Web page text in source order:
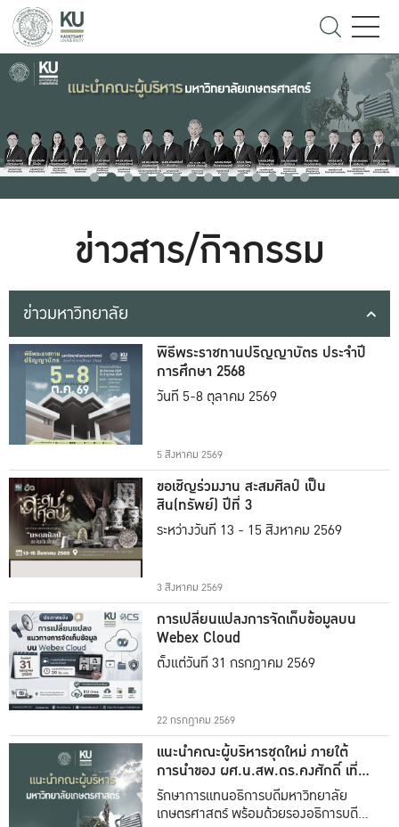
ข่าวสาร/กิจกรรม
ข่าวมหาวิทยาลัย
พิธีพระราชทานปริญญาบัตร ประจำปี
การศึกษา 2568
วันที่ 5-8 ตุลาคม 2569
5 สิงหาคม 2569
ขอเชิญร่วมงาน สะสมศิลป์ เป็น
สิน(ทรัพย์) ปีที่ 3
ระหว่างวันที่ 13 - 15 สิงหาคม 2569
3 สิงหาคม 2569
การเปลี่ยนแปลงการจัดเก็บข้อมูลบน
Webex Cloud
ตั้งแต่วันที่ 31 กรกฎาคม 2569
22 กรกฎาคม 2569
แนะนำคณะผู้บริหารชุดใหม่ ภายใต้
การนำของ ผศ.น.สพ.ดร.คงศักดิ์ เที่ยง
ธรรม
รักษาการแทนอธิการบดีมหาวิทยาลัย
เกษตรศาสตร์ พร้อมด้วยรองอธิการบดีทั้ง